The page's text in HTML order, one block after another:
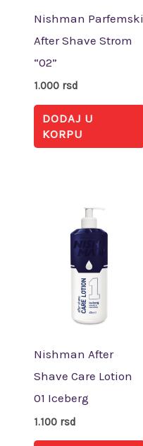
Nishman Parfemski
After Shave Strom
“02”
1.000 rsd
DODAJ U
KORPU
Nishman After
Shave Care Lotion
01 Iceberg
1.100 rsd